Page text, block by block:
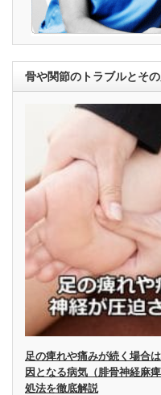
骨や関節のトラブルとそ
足の痺れや痛みが続く場合
因となる病気（腓骨神経麻
処法を徹底解説